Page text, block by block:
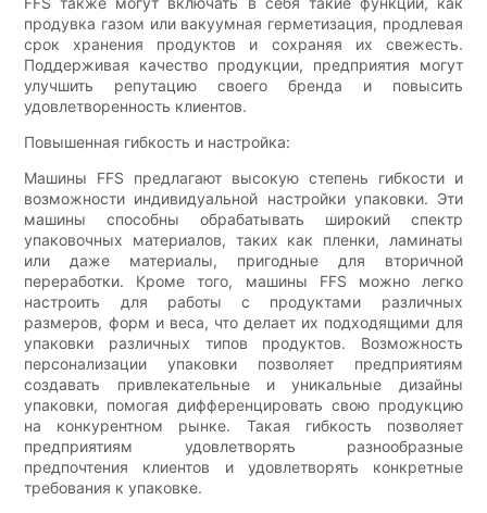
продувка газом или вакуумная герметизация, продлевая
срок хранения продуктов и сохраняя их свежесть.
Поддерживая качество продукции, предприятия могут
улучшить репутацию своего бренда и повысить
удовлетворенность клиентов.
Повышенная гибкость и настройка:
Машины FFS предлагают высокую степень гибкости и
возможности индивидуальной настройки упаковки. Эти
машины способны обрабатывать широкий спектр
упаковочных материалов, таких как пленки, ламинаты
или даже материалы, пригодные для вторичной
переработки. Кроме того, машины FFS можно легко
настроить для работы с продуктами различных
размеров, форм и веса, что делает их подходящими для
упаковки различных типов продуктов. Возможность
персонализации упаковки позволяет предприятиям
создавать привлекательные и уникальные дизайны
упаковки, помогая дифференцировать свою продукцию
на конкурентном рынке. Такая гибкость позволяет
предприятиям удовлетворять разнообразные
предпочтения клиентов и удовлетворять конкретные
требования к упаковке.